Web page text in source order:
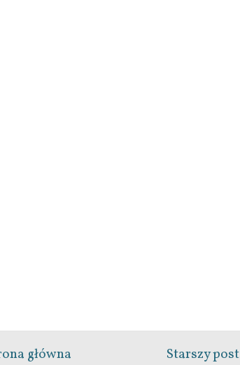
Starszy post
główna